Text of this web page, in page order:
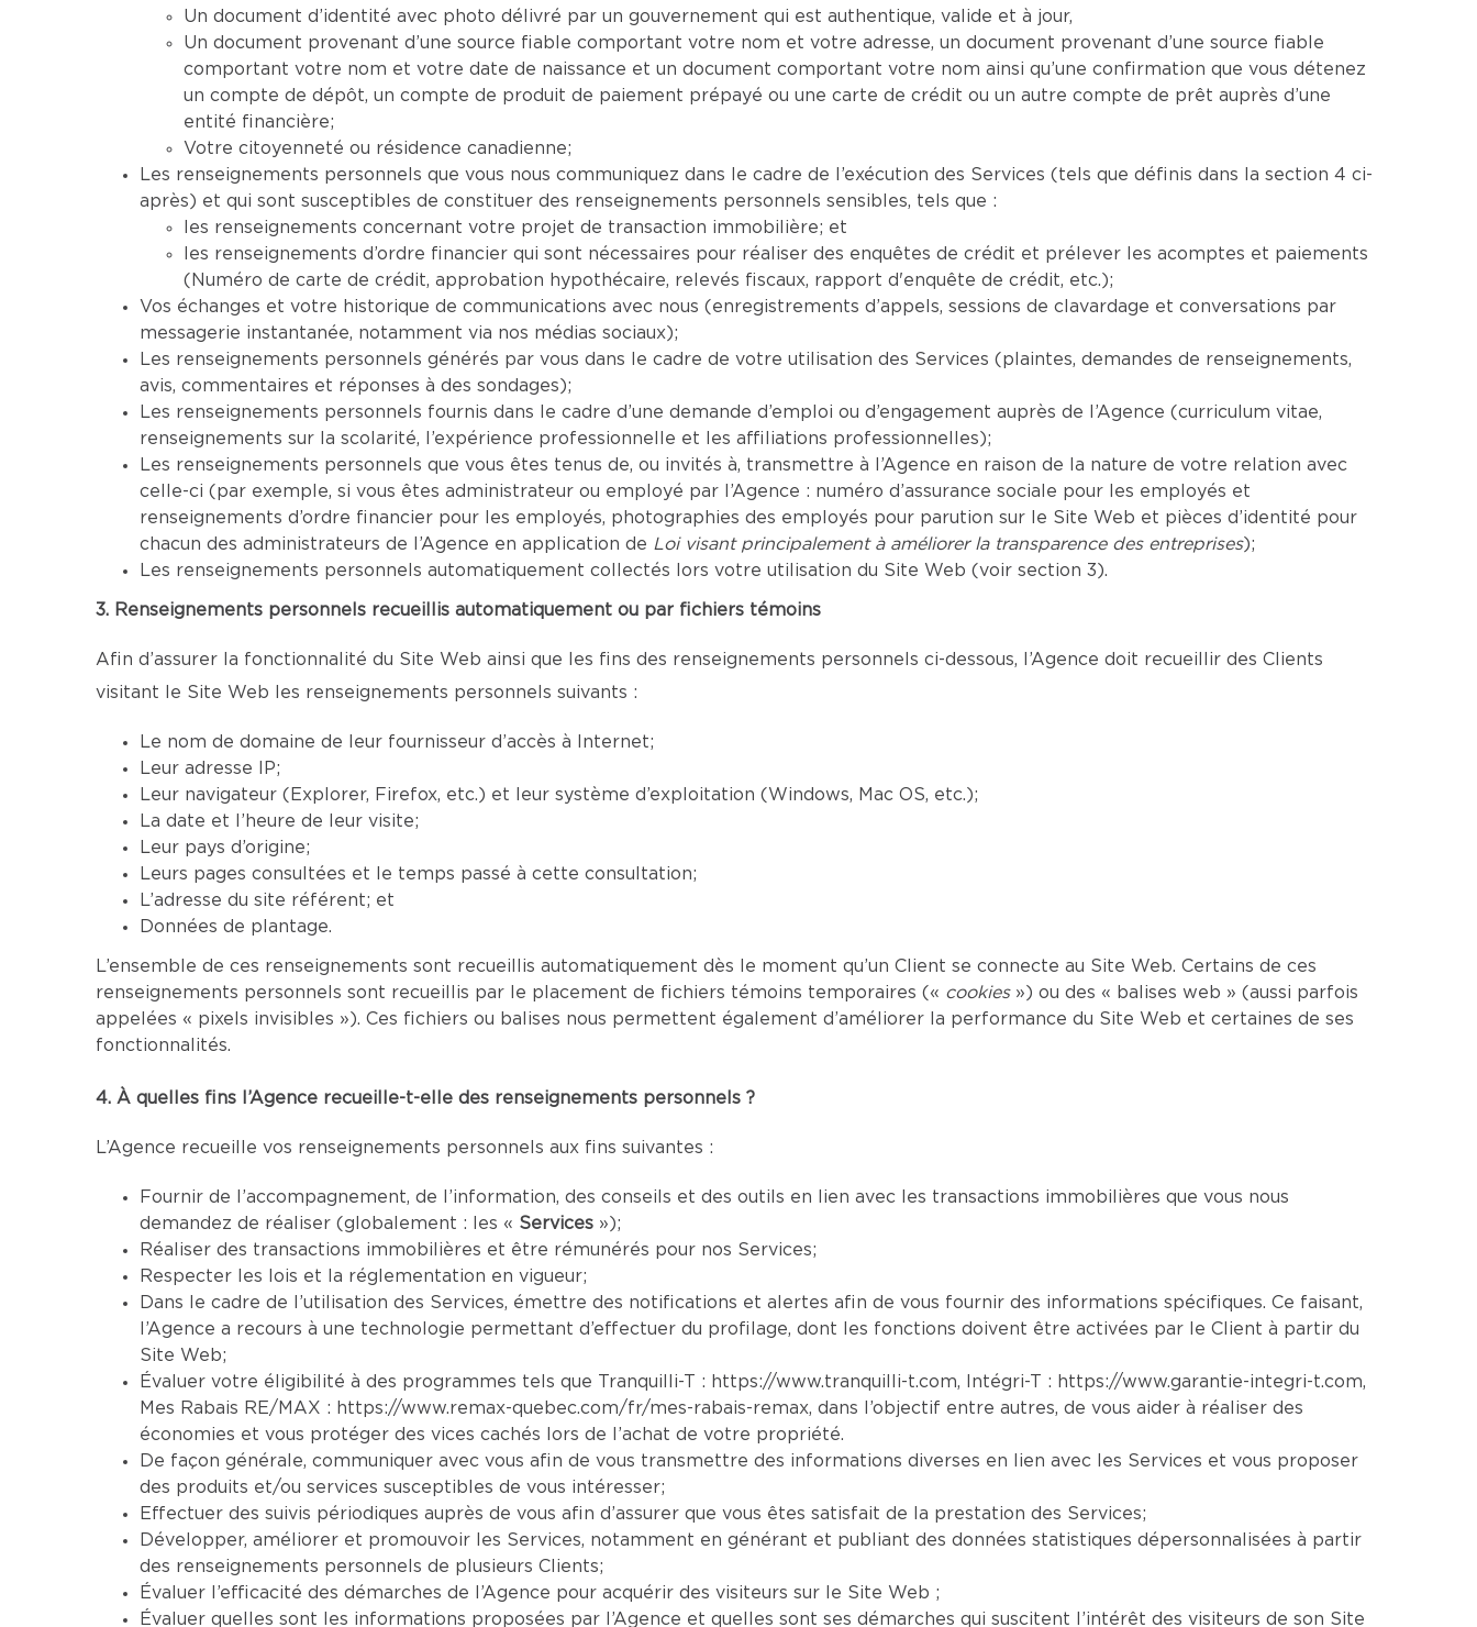
Un document d’identité avec photo délivré par un gouvernement qui est authentique, valide et à jour,
Un document provenant d’une source fiable comportant votre nom et votre adresse, un document provenant d’une source fiable
comportant votre nom et votre date de naissance et un document comportant votre nom ainsi qu’une confirmation que vous détenez
un compte de dépôt, un compte de produit de paiement prépayé ou une carte de crédit ou un autre compte de prêt auprès d’une
entité financière;
Votre citoyenneté ou résidence canadienne;
Les renseignements personnels que vous nous communiquez dans le cadre de l’exécution des Services (tels que définis dans la section 4 ci-
après) et qui sont susceptibles de constituer des renseignements personnels sensibles, tels que :
les renseignements concernant votre projet de transaction immobilière; et
les renseignements d’ordre financier qui sont nécessaires pour réaliser des enquêtes de crédit et prélever les acomptes et paiements
(Numéro de carte de crédit, approbation hypothécaire, relevés fiscaux, rapport d'enquête de crédit, etc.);
Vos échanges et votre historique de communications avec nous (enregistrements d’appels, sessions de clavardage et conversations par
messagerie instantanée, notamment via nos médias sociaux);
Les renseignements personnels générés par vous dans le cadre de votre utilisation des Services (plaintes, demandes de renseignements,
avis, commentaires et réponses à des sondages);
Les renseignements personnels fournis dans le cadre d’une demande d’emploi ou d’engagement auprès de l’Agence (curriculum vitae,
renseignements sur la scolarité, l’expérience professionnelle et les affiliations professionnelles);
Les renseignements personnels que vous êtes tenus de, ou invités à, transmettre à l’Agence en raison de la nature de votre relation avec
celle-ci (par exemple, si vous êtes administrateur ou employé par l’Agence : numéro d’assurance sociale pour les employés et
renseignements d’ordre financier pour les employés, photographies des employés pour parution sur le Site Web et pièces d’identité pour
chacun des administrateurs de l’Agence en application de Loi visant principalement à améliorer la transparence des entreprises);
Les renseignements personnels automatiquement collectés lors votre utilisation du Site Web (voir section 3).
3. Renseignements personnels recueillis automatiquement ou par fichiers témoins
Afin d’assurer la fonctionnalité du Site Web ainsi que les fins des renseignements personnels ci-dessous, l’Agence doit recueillir des Clients
visitant le Site Web les renseignements personnels suivants :
Le nom de domaine de leur fournisseur d’accès à Internet;
Leur adresse IP;
Leur navigateur (Explorer, Firefox, etc.) et leur système d’exploitation (Windows, Mac OS, etc.);
La date et l’heure de leur visite;
Leur pays d’origine;
Leurs pages consultées et le temps passé à cette consultation;
L’adresse du site référent; et
Données de plantage.
L’ensemble de ces renseignements sont recueillis automatiquement dès le moment qu’un Client se connecte au Site Web. Certains de ces
renseignements personnels sont recueillis par le placement de fichiers témoins temporaires (« cookies») ou des « balises web » (aussi parfois
appelées « pixels invisibles »). Ces fichiers ou balises nous permettent également d’améliorer la performance du Site Web et certaines de ses
fonctionnalités.
4. À quelles fins l’Agence recueille-t-elle des renseignements personnels ?
L’Agence recueille vos renseignements personnels aux fins suivantes :
Fournir de l’accompagnement, de l’information, des conseils et des outils en lien avec les transactions immobilières que vous nous
demandez de réaliser (globalement : les « Services »);
Réaliser des transactions immobilières et être rémunérés pour nos Services;
Respecter les lois et la réglementation en vigueur;
Dans le cadre de l’utilisation des Services, émettre des notifications et alertes afin de vous fournir des informations spécifiques. Ce faisant,
l’Agence a recours à une technologie permettant d’effectuer du profilage, dont les fonctions doivent être activées par le Client à partir du
Site Web;
Évaluer votre éligibilité à des programmes tels que Tranquilli-T : https://www.tranquilli-t.com, Intégri-T : https://www.garantie-integri-t.com,
Mes Rabais RE/MAX : https://www.remax-quebec.com/fr/mes-rabais-remax, dans l’objectif entre autres, de vous aider à réaliser des
économies et vous protéger des vices cachés lors de l’achat de votre propriété.
De façon générale, communiquer avec vous afin de vous transmettre des informations diverses en lien avec les Services et vous proposer
des produits et/ou services susceptibles de vous intéresser;
Effectuer des suivis périodiques auprès de vous afin d’assurer que vous êtes satisfait de la prestation des Services;
Développer, améliorer et promouvoir les Services, notamment en générant et publiant des données statistiques dépersonnalisées à partir
des renseignements personnels de plusieurs Clients;
Évaluer l’efficacité des démarches de l’Agence pour acquérir des visiteurs sur le Site Web ;
Évaluer quelles sont les informations proposées par l’Agence et quelles sont ses démarches qui suscitent l’intérêt des visiteurs de son Site